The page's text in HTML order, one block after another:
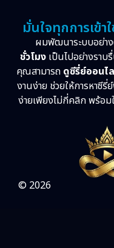
มั่นใจทุกการเข้
ผมพัฒนาระบบอย่าง
ชั่วโมงเป็นไปอย่างราบ
คุณสามารถ ดูซีรี่ย์ออนไ
งานง่าย ช่วยให้การหาซี
ง่ายเพียงไม่กี่คลิก พร้อ
© 2026